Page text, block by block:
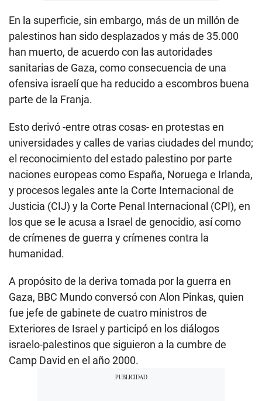
En la superficie, sin embargo, más de un millón de
palestinos han sido desplazados y más de 35.000
han muerto, de acuerdo con las autoridades
sanitarias de Gaza, como consecuencia de una
ofensiva israelí que ha reducido a escombros buena
parte de la Franja.
Esto derivó -entre otras cosas- en protestas en
universidades y calles de varias ciudades del mundo;
el reconocimiento del estado palestino por parte
naciones europeas como España, Noruega e Irlanda,
y procesos legales ante la Corte Internacional de
Justicia (CIJ) y la Corte Penal Internacional (CPI), en
los que se le acusa a Israel de genocidio, así como
de crímenes de guerra y crímenes contra la
humanidad.
A propósito de la deriva tomada por la guerra en
Gaza, BBC Mundo conversó con Alon Pinkas, quien
fue jefe de gabinete de cuatro ministros de
Exteriores de Israel y participó en los diálogos
israelo-palestinos que siguieron a la cumbre de
Camp David en el año 2000.